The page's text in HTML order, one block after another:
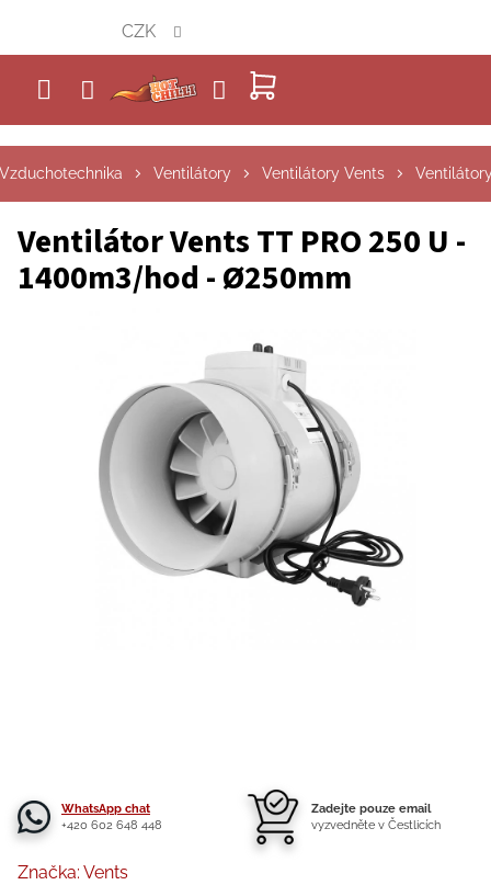
obsah
NÁKUPNÍ
KOŠÍK
CZK
Vzduchotechnika Ventilátory Ventilátory Vents
Ventilátor Vents TT PRO 250 U -
1400m3/hod - Ø250mm
WhatsApp chat
+420 602 648 448
Zadejte pouze email
vyzvedněte v Čestlicích
Značka: Vents